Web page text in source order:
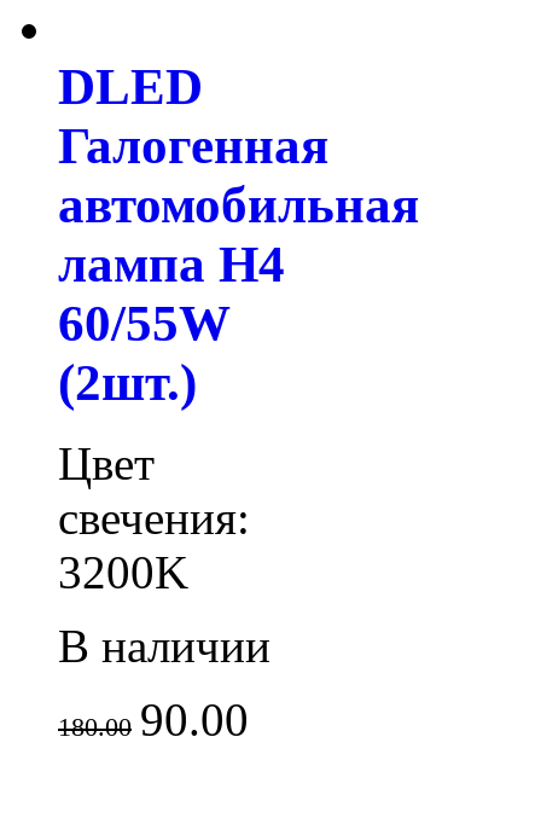
DLED
Галогенная
автомобильная
лампа H4
60/55W
(2шт.)
Цвет
свечения:
3200K
В наличии
180.00 90.00